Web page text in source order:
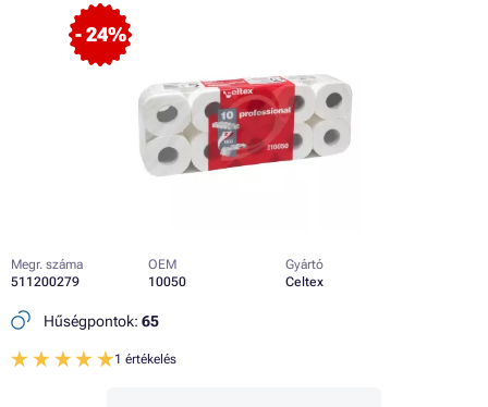
- 24%
Megr. száma
511200279
OEM
10050
Gyártó
Celtex
Hűségpontok: 65
1 értékelés